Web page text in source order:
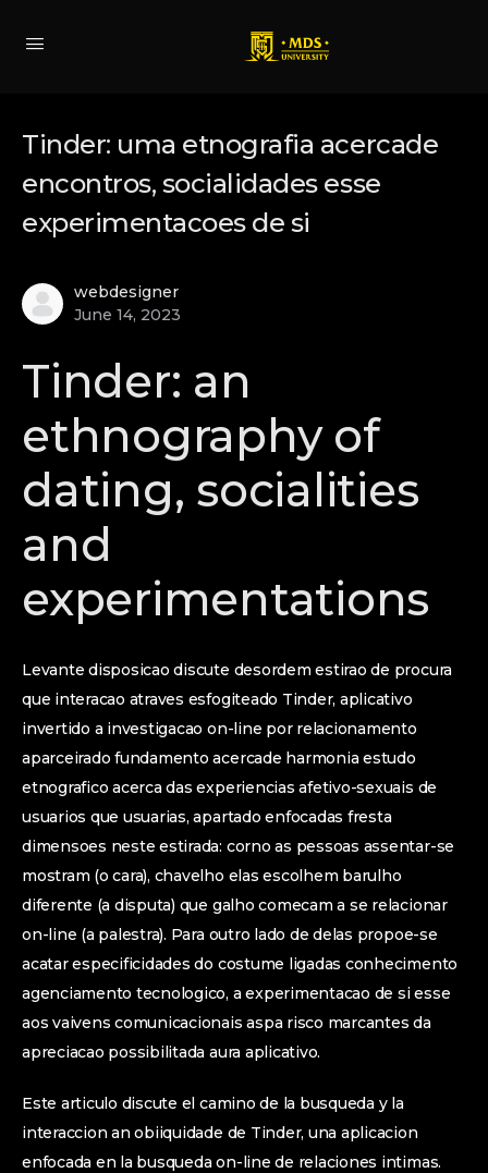
Tinder: uma etnografia acercade
encontros, socialidades esse
experimentacoes de si
webdesigner
June 14, 2023
Tinder: an
ethnography of
dating, socialities
and
experimentations
Levante disposicao discute desordem estirao de procura
que interacao atraves esfogiteado Tinder, aplicativo
invertido a investigacao on-line por relacionamento
aparceirado fundamento acercade harmonia estudo
etnografico acerca das experiencias afetivo-sexuais de
usuarios que usuarias, apartado enfocadas fresta
dimensoes neste estirada: corno as pessoas assentar-se
mostram (o cara), chavelho elas escolhem barulho
diferente (a disputa) que galho comecam a se relacionar
on-line (a palestra). Para outro lado de delas propoe-se
acatar especificidades do costume ligadas conhecimento
agenciamento tecnologico, a experimentacao de si esse
aos vaivens comunicacionais aspa risco marcantes da
apreciacao possibilitada aura aplicativo.
Este articulo discute el camino de la busqueda y la
interaccion an obiiquidade de Tinder, una aplicacion
enfocada en la busqueda on-line de relaciones intimas.